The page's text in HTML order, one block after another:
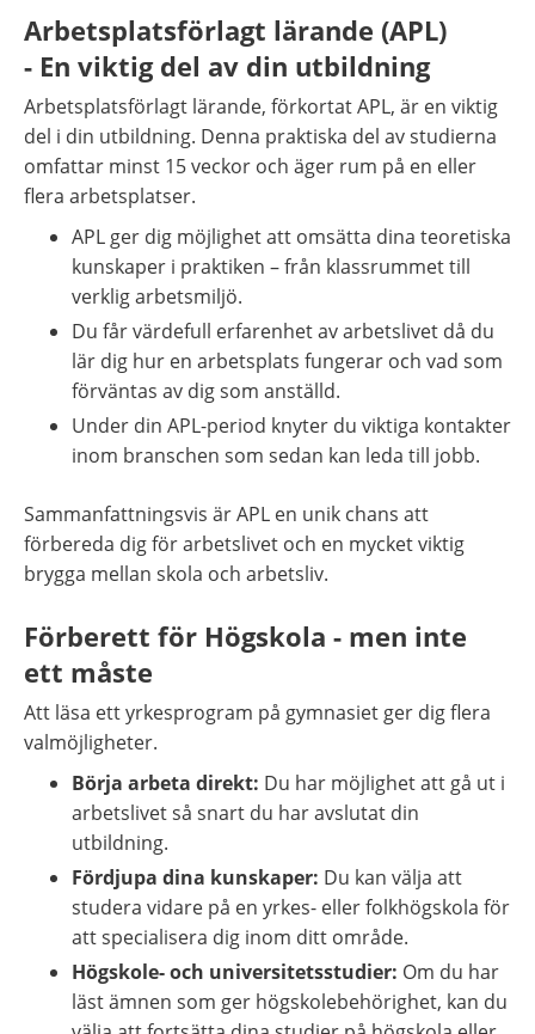
Arbetsplatsförlagt lärande (APL)
- En viktig del av din utbildning
Arbetsplatsförlagt lärande, förkortat APL, är en viktig
del i din utbildning. Denna praktiska del av studierna
omfattar minst 15 veckor och äger rum på en eller
flera arbetsplatser.
APL ger dig möjlighet att omsätta dina teoretiska
kunskaper i praktiken – från klassrummet till
verklig arbetsmiljö.
Du får värdefull erfarenhet av arbetslivet då du
lär dig hur en arbetsplats fungerar och vad som
förväntas av dig som anställd.
Under din APL-period knyter du viktiga kontakter
inom branschen som sedan kan leda till jobb.
Sammanfattningsvis är APL en unik chans att
förbereda dig för arbetslivet och en mycket viktig
brygga mellan skola och arbetsliv.
Förberett för Högskola - men inte
ett måste
Att läsa ett yrkesprogram på gymnasiet ger dig flera
valmöjligheter.
Börja arbeta direkt: Du har möjlighet att gå ut i
arbetslivet så snart du har avslutat din
utbildning.
Fördjupa dina kunskaper: Du kan välja att
studera vidare på en yrkes- eller folkhögskola för
att specialisera dig inom ditt område.
Högskole- och universitetsstudier: Om du har
läst ämnen som ger högskolebehörighet, kan du